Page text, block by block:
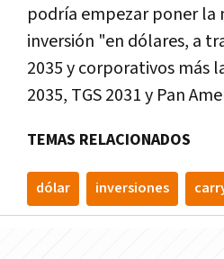
podría empezar poner la
inversión "en dólares, a
2035 y corporativos más
2035, TGS 2031 y Pan
TEMAS RELACIONADOS
dólar inversiones